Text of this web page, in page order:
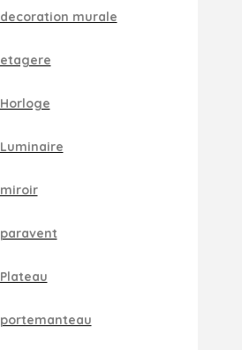
decoration murale
etagere
Horloge
Luminaire
miroir
paravent
Plateau
portemanteau